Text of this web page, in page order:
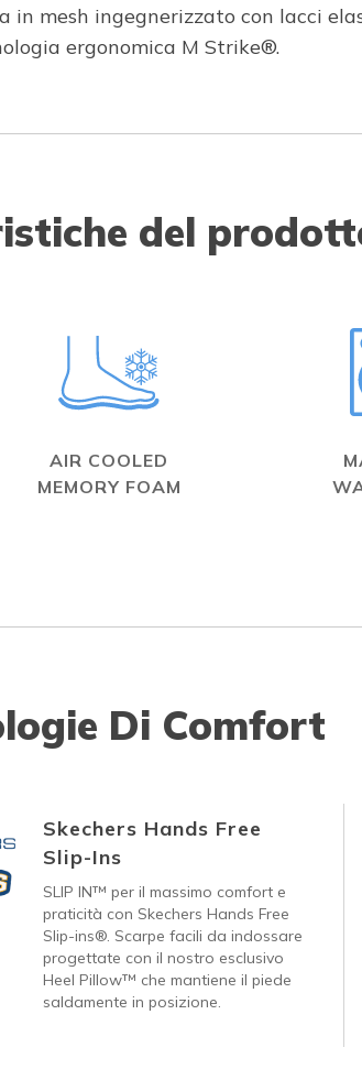
mesh ingegnerizzato con lacci
ergonomica M Strike®.
del
AIR COOLED
MEMORY FOAM
Di Comfort
Skechers Hands Free
Slip-Ins
SLIP IN™ per il massimo comfort e
praticità con Skechers Hands Free
Slip-ins®. Scarpe facili da indossare
progettate con il nostro esclusivo
Heel Pillow™ che mantiene il piede
saldamente in posizione.